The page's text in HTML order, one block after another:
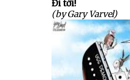
Đi tới!
(by Gary Varvel)